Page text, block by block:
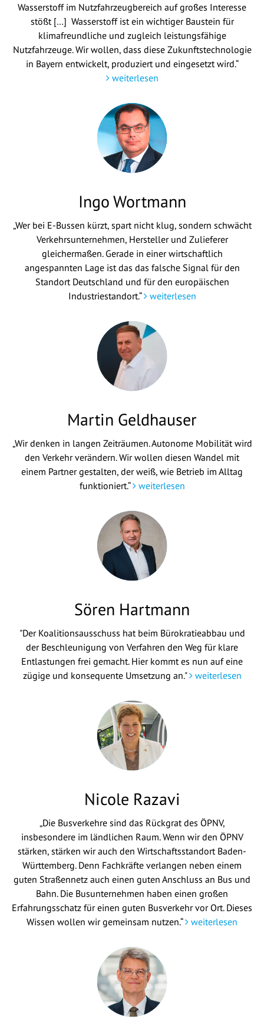
Wasserstoff im Nutzfahrzeugbereich auf großes Interesse
stößt […] Wasserstoff ist ein wichtiger Baustein für
klimafreundliche und zugleich leistungsfähige
Nutzfahrzeuge. Wir wollen, dass diese Zukunftstechnologie
in Bayern entwickelt, produziert und eingesetzt wird.“
weiterlesen
Ingo Wortmann
„Wer bei E-Bussen kürzt, spart nicht klug, sondern schwächt
Verkehrsunternehmen, Hersteller und Zulieferer
gleichermaßen. Gerade in einer wirtschaftlich
angespannten Lage ist das das falsche Signal für den
Standort Deutschland und für den europäischen
Industriestandort.“ weiterlesen
Martin Geldhauser
„Wir denken in langen Zeiträumen. Autonome Mobilität wird
den Verkehr verändern. Wir wollen diesen Wandel mit
einem Partner gestalten, der weiß, wie Betrieb im Alltag
funktioniert.“ weiterlesen
Sören Hartmann
"Der Koalitionsausschuss hat beim Bürokratieabbau und
der Beschleunigung von Verfahren den Weg für klare
Entlastungen frei gemacht. Hier kommt es nun auf eine
zügige und konsequente Umsetzung an." weiterlesen
Nicole Razavi
„Die Busverkehre sind das Rückgrat des ÖPNV,
insbesondere im ländlichen Raum. Wenn wir den ÖPNV
stärken, stärken wir auch den Wirtschaftsstandort Baden-
Württemberg. Denn Fachkräfte verlangen neben einem
guten Straßennetz auch einen guten Anschluss an Bus und
Bahn. Die Busunternehmen haben einen großen
Erfahrungsschatz für einen guten Busverkehr vor Ort. Dieses
Wissen wollen wir gemeinsam nutzen.“
weiterlesen